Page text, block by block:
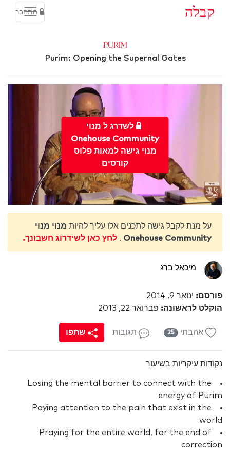
קבלה התחבר
Purim
Purim: Opening the Supernal Gates
לשדרג ל מנוי
Onehouse Community
מנוי גישה למאות פלוס
קורסים
על מנת לקבל גישה לתכנים אלו עליך להיות מנוי מנוי
Onehouse Community
. לחץ כאן לשידרוג חשבונך.
מיכאל ברג
פורסם: ינואר 9, 2014
הוקלט לראשונה: פברואר 22, 2013
אהבתי 25 תגובות שתפו
נקודות עיקריות בשיעור
Losing the mental barrier to connect with the
energy of Purim
Paying attention to the pain that exist in the
world
Praying for the entire world, for the end of
correction